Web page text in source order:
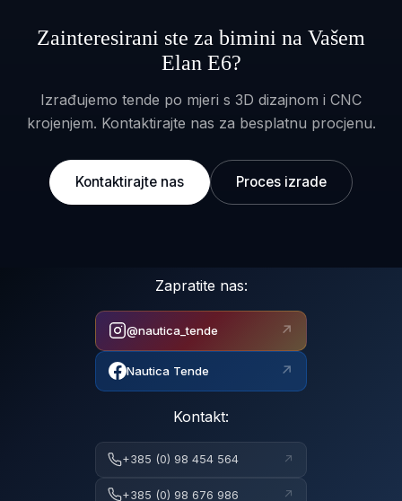
Zainteresirani ste za bimini na Vašem
Elan E6?
Izrađujemo tende po mjeri s 3D dizajnom i CNC
krojenjem. Kontaktirajte nas za besplatnu procjenu.
Kontaktirajte nas Proces izrade
Zapratite nas:
@nautica_tende ↗
Nautica Tende ↗
Kontakt:
+385 (0) 98 454 564 ↗
+385 (0) 98 676 986 ↗